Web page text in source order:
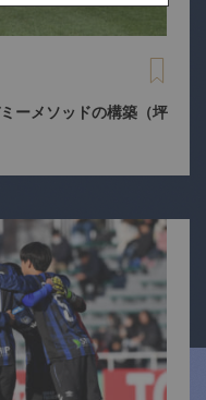
ーメソッドの構築（坪